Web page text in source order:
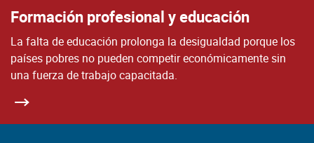
Formación profesional y educación
La falta de educación prolonga la desigualdad porque los
países pobres no pueden competir económicamente sin
una fuerza de trabajo capacitada.